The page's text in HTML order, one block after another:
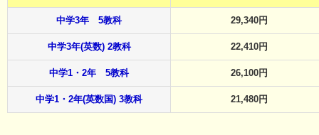
中学3年 5教科 29,340円
中学3年(英数) 2教科 22,410円
中学1・2年 5教科 26,100円
中学1・2年(英数国) 3教科 21,480円